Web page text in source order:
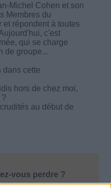
Michel Cohen et son
Membres du
et répondent à toutes
c'est
qui se charge
de groupe...
dans cette
hors de chez moi,
au début de
vous perdre ?